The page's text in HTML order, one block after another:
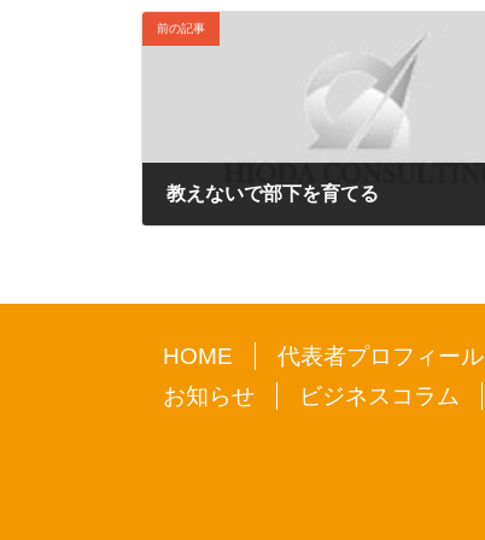
前の記事
教えないで部下を育てる
HOME 代表者プロフィール
お知らせ
ビジネスコラム